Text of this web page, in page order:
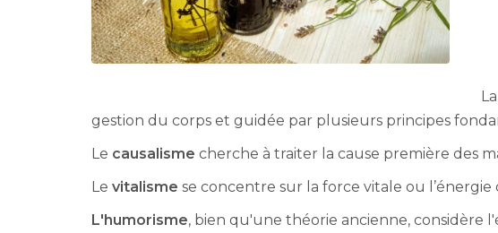
La
gestion du corps et guidée par plusieurs principes
Le causalisme cherche à traiter la cause première des
Le vitalisme se concentre sur la force vitale ou l’énergie
L'humorisme, bien qu'une théorie ancienne, considère